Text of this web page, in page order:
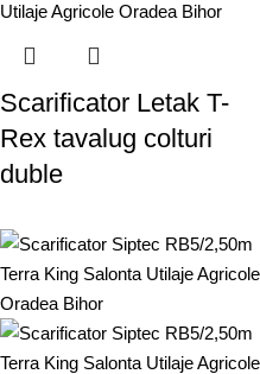
Scarificator Letak T-
Rex tavalug colturi
duble